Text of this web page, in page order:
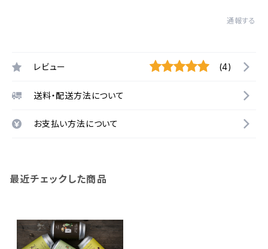
通報する
レビュー (4)
送料・配送方法について
お支払い方法について
最近チェックした商品